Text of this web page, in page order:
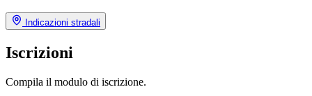
Indicazioni stradali
Iscrizioni
Compila il modulo di iscrizione.